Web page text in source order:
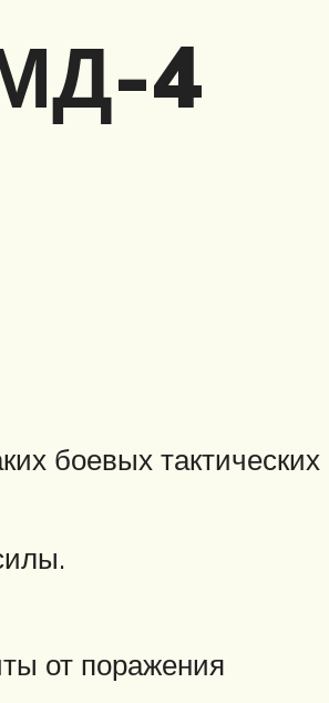
4
боевых тактических
от поражения